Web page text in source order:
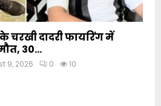
चरखी दादरी फायरिंग में
30...
9, 2026 0 10